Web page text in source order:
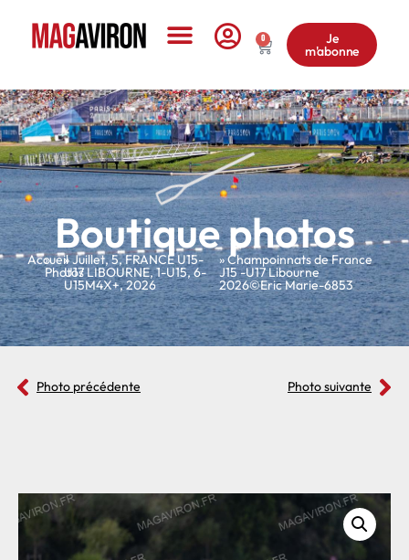
0 Je
m'abonne
Boutique photos
Accueil
»
Photos
»Juillet,5,FRANCE U15-
U17 LIBOURNE,1-U15,6-
U15M4X+,2026
» Champoinnats de France
J15 -U17 Libourne
2026©Eric Marie-6853
Photo précédente Photo suivante